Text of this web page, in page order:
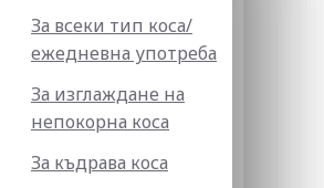
За всеки тип коса/
ежедневна употреба
За изглаждане на
непокорна коса
За къдрава коса